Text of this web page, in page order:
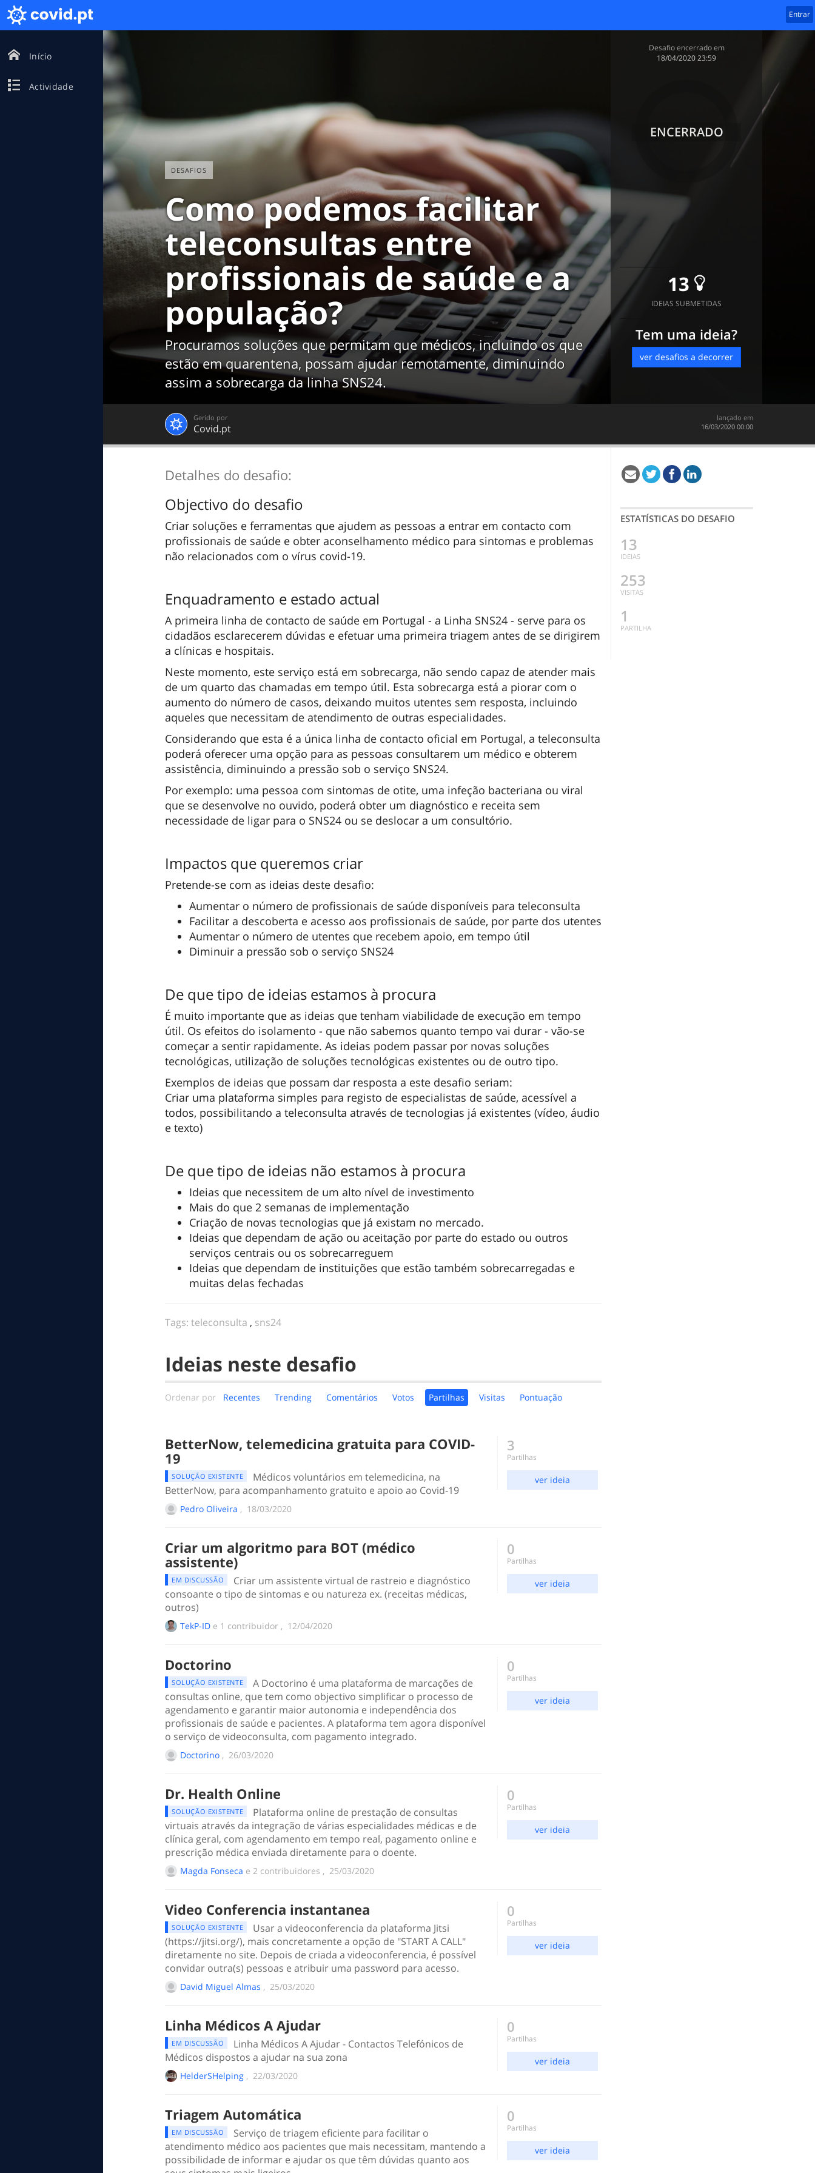
Início
Actividade
Entrar
DESAFIOS
Como podemos facilitar
teleconsultas entre
profissionais de saúde e a
população?
Procuramos soluções que permitam que médicos, incluindo os que
estão em quarentena, possam ajudar remotamente, diminuindo
assim a sobrecarga da linha SNS24.
Desafio encerrado em
‎18/04/2020 23:59
ENCERRADO
13
IDEIAS SUBMETIDAS
Tem uma ideia?
ver desafios a decorrer
Gerido por
Covid.pt
lançado em
‎16/03/2020 00:00
Detalhes do desafio:
Objectivo do desafio
Criar soluções e ferramentas que ajudem as pessoas a entrar em contacto com
profissionais de saúde e obter aconselhamento médico para sintomas e problemas
não relacionados com o vírus covid-19.
Enquadramento e estado actual
A primeira linha de contacto de saúde em Portugal - a Linha SNS24 - serve para os
cidadãos esclarecerem dúvidas e efetuar uma primeira triagem antes de se dirigirem
a clínicas e hospitais.
Neste momento, este serviço está em sobrecarga, não sendo capaz de atender mais
de um quarto das chamadas em tempo útil. Esta sobrecarga está a piorar com o
aumento do número de casos, deixando muitos utentes sem resposta, incluindo
aqueles que necessitam de atendimento de outras especialidades.
Considerando que esta é a única linha de contacto oficial em Portugal, a teleconsulta
poderá oferecer uma opção para as pessoas consultarem um médico e obterem
assistência, diminuindo a pressão sob o serviço SNS24.
Por exemplo: uma pessoa com sintomas de otite, uma infeção bacteriana ou viral
que se desenvolve no ouvido, poderá obter um diagnóstico e receita sem
necessidade de ligar para o SNS24 ou se deslocar a um consultório.
Impactos que queremos criar
Pretende-se com as ideias deste desafio:
Aumentar o número de profissionais de saúde disponíveis para teleconsulta
Facilitar a descoberta e acesso aos profissionais de saúde, por parte dos utentes
Aumentar o número de utentes que recebem apoio, em tempo útil
Diminuir a pressão sob o serviço SNS24
De que tipo de ideias estamos à procura
É muito importante que as ideias que tenham viabilidade de execução em tempo
útil. Os efeitos do isolamento - que não sabemos quanto tempo vai durar - vão-se
começar a sentir rapidamente. As ideias podem passar por novas soluções
tecnológicas, utilização de soluções tecnológicas existentes ou de outro tipo.
Exemplos de ideias que possam dar resposta a este desafio seriam:
Criar uma plataforma simples para registo de especialistas de saúde, acessível a
todos, possibilitando a teleconsulta através de tecnologias já existentes (vídeo, áudio
e texto)
De que tipo de ideias não estamos à procura
Ideias que necessitem de um alto nível de investimento
Mais do que 2 semanas de implementação
Criação de novas tecnologias que já existam no mercado.
Ideias que dependam de ação ou aceitação por parte do estado ou outros
serviços centrais ou os sobrecarreguem
Ideias que dependam de instituições que estão também sobrecarregadas e
muitas delas fechadas
Tags: teleconsulta , sns24
ESTATÍSTICAS DO DESAFIO
13
IDEIAS
253
VISITAS
1
PARTILHA
Ideias neste desafio
Ordenar por Recentes Trending Comentários Votos Partilhas Visitas Pontuação
BetterNow, telemedicina gratuita para COVID-
19
SOLUÇÃO EXISTENTE
Médicos voluntários em telemedicina, na
BetterNow, para acompanhamento gratuito e apoio ao Covid-19
Pedro Oliveira , ‎ ‎18/03/2020
3
Partilhas
ver ideia
Criar um algoritmo para BOT (médico
assistente)
EM DISCUSSÃO
Criar um assistente virtual de rastreio e diagnóstico
consoante o tipo de sintomas e ou natureza ex. (receitas médicas,
outros)
TekP-ID e 1 contribuidor , ‎ ‎12/04/2020
0
Partilhas
ver ideia
Doctorino
SOLUÇÃO EXISTENTE
A Doctorino é uma plataforma de marcações de
consultas online, que tem como objectivo simplificar o processo de
agendamento e garantir maior autonomia e independência dos
profissionais de saúde e pacientes. A plataforma tem agora disponível
o serviço de videoconsulta, com pagamento integrado.
Doctorino , ‎ ‎26/03/2020
0
Partilhas
ver ideia
Dr. Health Online
SOLUÇÃO EXISTENTE
Plataforma online de prestação de consultas
virtuais através da integração de várias especialidades médicas e de
clínica geral, com agendamento em tempo real, pagamento online e
prescrição médica enviada diretamente para o doente.
Magda Fonseca e 2 contribuidores , ‎ ‎25/03/2020
0
Partilhas
ver ideia
Video Conferencia instantanea
SOLUÇÃO EXISTENTE
Usar a videoconferencia da plataforma Jitsi
(https://jitsi.org/), mais concretamente a opção de "START A CALL"
diretamente no site. Depois de criada a videoconferencia, é possível
convidar outra(s) pessoas e atribuir uma password para acesso.
David Miguel Almas , ‎ ‎25/03/2020
0
Partilhas
ver ideia
Linha Médicos A Ajudar
EM DISCUSSÃO
Linha Médicos A Ajudar - Contactos Telefónicos de
Médicos dispostos a ajudar na sua zona
HelderSHelping , ‎ ‎22/03/2020
0
Partilhas
ver ideia
Triagem Automática
EM DISCUSSÃO
Serviço de triagem eficiente para facilitar o
atendimento médico aos pacientes que mais necessitam, mantendo a
possibilidade de informar e ajudar os que têm dúvidas quanto aos
0
Partilhas
ver ideia